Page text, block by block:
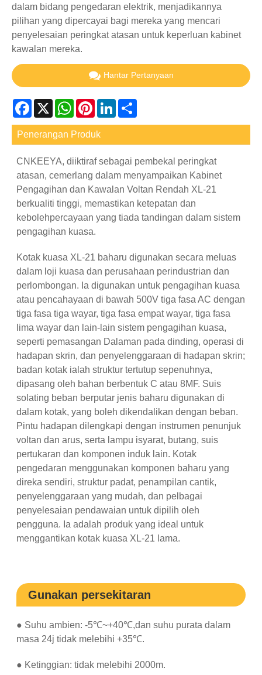
dalam bidang pengedaran elektrik, menjadikannya
pilihan yang dipercayai bagi mereka yang mencari
penyelesaian peringkat atasan untuk keperluan kabinet
kawalan mereka.
Hantar Pertanyaan
Facebook
X WhatsApp
PinterestLinkedIn
Penerangan Produk
CNKEEYA, diiktiraf sebagai pembekal peringkat
atasan, cemerlang dalam menyampaikan Kabinet
Pengagihan dan Kawalan Voltan Rendah XL-21
berkualiti tinggi, memastikan ketepatan dan
kebolehpercayaan yang tiada tandingan dalam sistem
pengagihan kuasa.
Kotak kuasa XL-21 baharu digunakan secara meluas
dalam loji kuasa dan perusahaan perindustrian dan
perlombongan. Ia digunakan untuk pengagihan kuasa
atau pencahayaan di bawah 500V tiga fasa AC dengan
tiga fasa tiga wayar, tiga fasa empat wayar, tiga fasa
lima wayar dan lain-lain sistem pengagihan kuasa,
seperti pemasangan Dalaman pada dinding, operasi di
hadapan skrin, dan penyelenggaraan di hadapan skrin;
badan kotak ialah struktur tertutup sepenuhnya,
dipasang oleh bahan berbentuk C atau 8MF. Suis
solating beban berputar jenis baharu digunakan di
dalam kotak, yang boleh dikendalikan dengan beban.
Pintu hadapan dilengkapi dengan instrumen penunjuk
voltan dan arus, serta lampu isyarat, butang, suis
pertukaran dan komponen induk lain. Kotak
pengedaran menggunakan komponen baharu yang
direka sendiri, struktur padat, penampilan cantik,
penyelenggaraan yang mudah, dan pelbagai
penyelesaian pendawaian untuk dipilih oleh
pengguna. Ia adalah produk yang ideal untuk
menggantikan kotak kuasa XL-21 lama.
Gunakan persekitaran
● Suhu ambien: -5℃~+40℃,dan suhu purata dalam
masa 24j tidak melebihi +35℃.
● Ketinggian: tidak melebihi 2000m.